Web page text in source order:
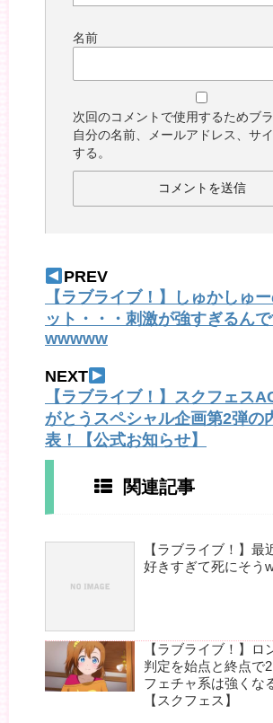
名前
次回のコメントで使用するためブ
自分の名前、メールアドレス、サ
する。
PREV
【ラブライブ！】しゅかしゅ
ット・・・刺激が強すぎるん
wwwww
NEXT
【ラブライブ！】スクフェス
がとうスペシャル企画第2弾の
表！【公式お知らせ】
関連記事
【ラブライブ！】最
好きすぎて死にそう
【ラブライブ！】ロ
判定を始点と終点で
フェチャ系は強くな
【スクフェス】